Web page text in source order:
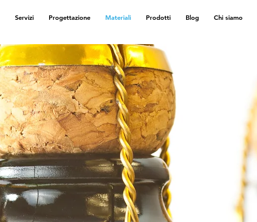
Servizi Progettazione Materiali Prodotti Blog Chi siamo